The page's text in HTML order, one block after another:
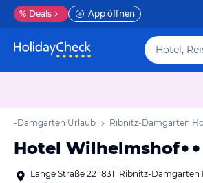
% Deals App öffnen
Damgarten Urlaub Ribnitz-Damgarten
Hotel Wilhelmshof
Lange Straße 22 18311 Ribnitz-